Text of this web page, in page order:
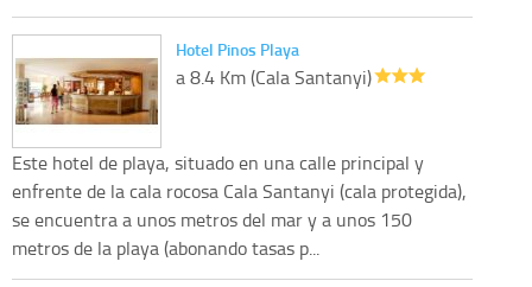
Hotel Pinos Playa
a 8.4 Km (Cala Santanyi)
Este hotel de playa, situado en una calle principal y
enfrente de la cala rocosa Cala Santanyi (cala protegida),
se encuentra a unos metros del mar y a unos 150
metros de la playa (abonando tasas p...